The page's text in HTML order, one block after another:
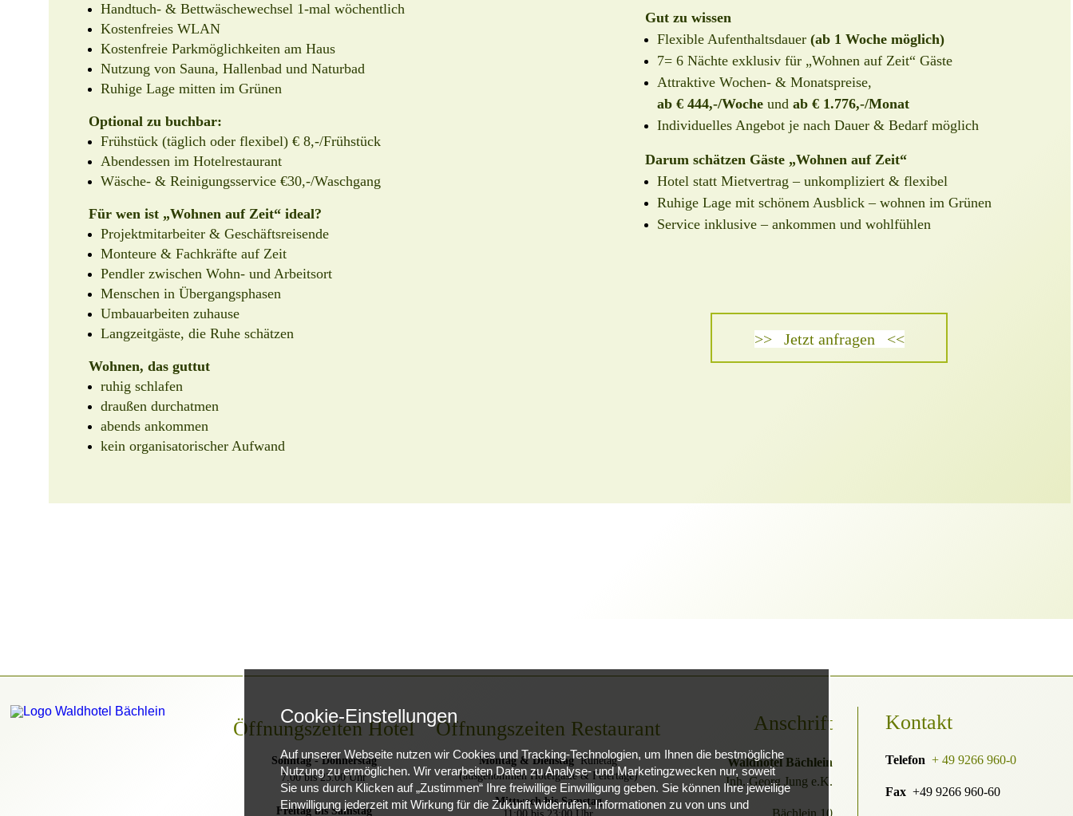
Handtuch- & Bettwäschewechsel 1-mal wöchentlich
Kostenfreies WLAN
Kostenfreie Parkmöglichkeiten am Haus
Nutzung von Sauna, Hallenbad und Naturbad
Ruhige Lage mitten im Grünen
Optional zu buchbar:
Frühstück (täglich oder flexibel) € 8,-/Frühstück
Abendessen im Hotelrestaurant
Wäsche- & Reinigungsservice €30,-/Waschgang
Für wen ist „Wohnen auf Zeit“ ideal?
Projektmitarbeiter & Geschäftsreisende
Monteure & Fachkräfte auf Zeit
Pendler zwischen Wohn- und Arbeitsort
Menschen in Übergangsphasen
Umbauarbeiten zuhause
Langzeitgäste, die Ruhe schätzen
Wohnen, das guttut
ruhig schlafen
draußen durchatmen
abends ankommen
kein organisatorischer Aufwand
Gut zu wissen
Flexible Aufenthaltsdauer (ab 1 Woche möglich)
7= 6 Nächte exklusiv für „Wohnen auf Zeit“ Gäste
Attraktive Wochen- & Monatspreise,
ab € 444,-/Woche und ab € 1.776,-/Monat
Individuelles Angebot je nach Dauer & Bedarf möglich
Darum schätzen Gäste „Wohnen auf Zeit“
Hotel statt Mietvertrag – unkompliziert & flexibel
Ruhige Lage mit schönem Ausblick – wohnen im Grünen
Service inklusive – ankommen und wohlfühlen
>> Jetzt anfragen <<
Anschrift
Waldhotel Bächlein
Inh. Georg Jung e.K.
Bächlein 10
Kontakt
Telefon + 49 9266 960-0
Fax +49 9266 960-60
Öffnungszeiten Hotel
Sonntag - Donnerstag
7.00 bis 23.00 Uhr
Freitag bis Samstag
Öffnungszeiten Restaurant
Montag & DienstagRuhetag
(ausgenommen Hotelgäste & Feiertage)
Mittwoch bis Samstag
Cookie-Einstellungen
Auf unserer Webseite nutzen wir Cookies und Tracking-Technologien, um Ihnen die bestmögliche
Nutzung zu ermöglichen. Wir verarbeiten Daten zu Analyse- und Marketingzwecken nur, soweit
Sie uns durch Klicken auf „Zustimmen“ Ihre freiwillige Einwilligung geben. Sie können Ihre jeweilige
Einwilligung jederzeit mit Wirkung für die Zukunft widerrufen. Informationen zu von uns und